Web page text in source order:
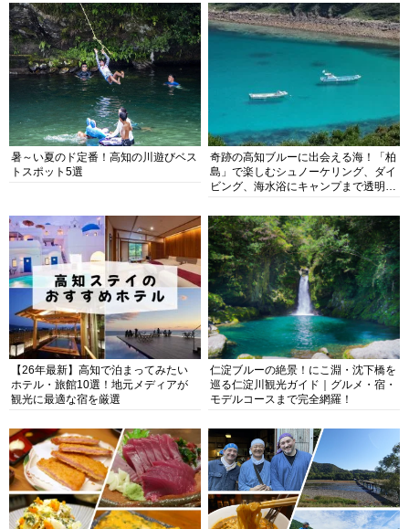
暑～い夏のド定番！高知の川遊びベス
トスポット5選
奇跡の高知ブルーに出会える海！「柏
島」で楽しむシュノーケリング、ダイ
ビング、海水浴にキャンプまで透明度
【26年最新】高知で泊まってみたい
ホテル・旅館10選！地元メディアが
観光に最適な宿を厳選
仁淀ブルーの絶景！にこ淵・沈下橋を
巡る仁淀川観光ガイド｜グルメ・宿・
モデルコースまで完全網羅！